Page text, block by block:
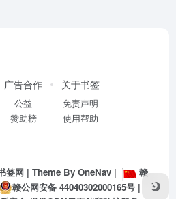
广告合作
公益
赞助榜
关于书签
免责声明
使用帮助
签网 | Theme By OneNav|
赣
赣公网安备 44040302000165号|